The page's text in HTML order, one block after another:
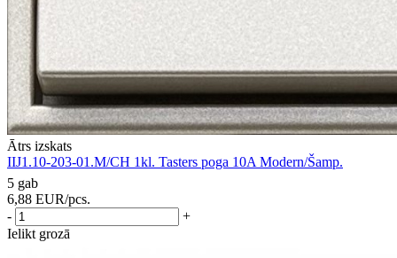
Ātrs izskats
IIJ1.10-203-01.M/CH 1kl. Tasters poga 10A Modern/Šamp.
5 gab
6,88 EUR/pcs.
-
+
Ielikt grozā